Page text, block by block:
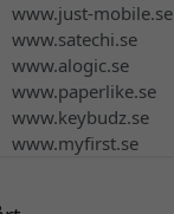
www.just-mobile.se
www.satechi.se
www.alogic.se
www.paperlike.se
www.keybudz.se
www.myfirst.se